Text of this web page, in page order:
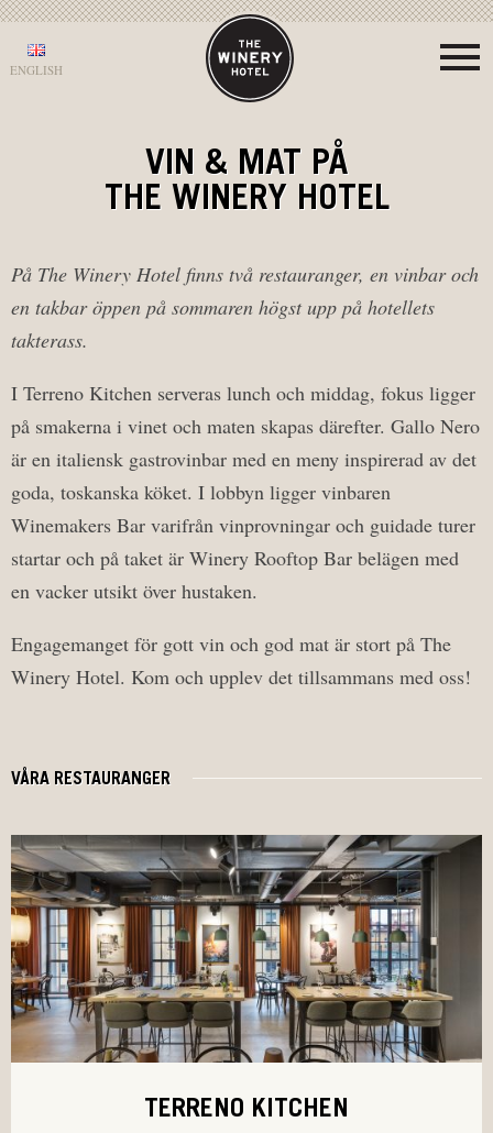
ENGLISH
VIN & MAT PÅ
THE WINERY HOTEL
På The Winery Hotel finns två restauranger, en vinbar och
en takbar öppen på sommaren högst upp på hotellets
takterass.
I Terreno Kitchen serveras lunch och middag, fokus ligger
på smakerna i vinet och maten skapas därefter. Gallo Nero
är en italiensk gastrovinbar med en meny inspirerad av det
goda, toskanska köket. I lobbyn ligger vinbaren
Winemakers Bar varifrån vinprovningar och guidade turer
startar och på taket är Winery Rooftop Bar belägen med
en vacker utsikt över hustaken.
Engagemanget för gott vin och god mat är stort på The
Winery Hotel. Kom och upplev det tillsammans med oss!
VÅRA RESTAURANGER
TERRENO KITCHEN